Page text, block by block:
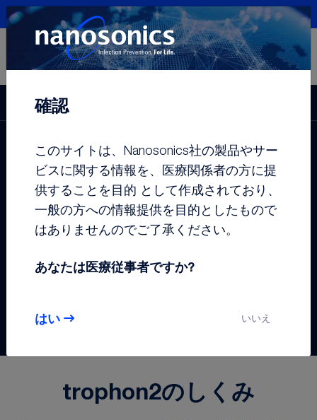
ログイン
カスタマーセンタ
ー
trophon®2
trophon2のしくみ
確認
このサイトは、Nanosonics社の製品やサー
ビスに関する情報を、医療関係者の方に提
供することを目的 として作成されており、
一般の方への情報提供を目的としたもので
はありませんのでご了承ください。
あなたは医療従事者ですか?
はい いいえ